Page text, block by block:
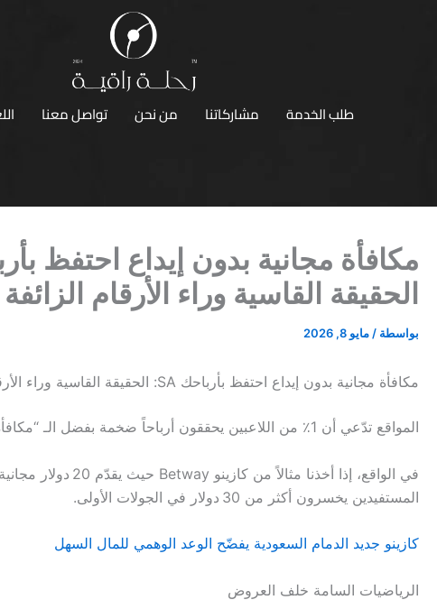
طلب الخدمة مشاركاتنا من نحن تواصل معنا
الحقيقة القاسية وراء الأرقام الزائفة
بواسطة / مايو 8, 2026
مكافأة مجانية بدون إيداع احتفظ بأرباحك SA: الحقيقة القاسية وراء الأرقام الزائفة
المواقع تدّعي أن 1٪ من اللاعبين يحققون أرباحاً ضخمة بفضل الـ “مكافأة مجانية بدون إيداع”.
المستفيدين يخسرون أكثر من 30 دولار في الجولات الأولى.
كازينو جديد الدمام السعودية يفضّح الوعد الوهمي للمال السهل
الرياضيات السامة خلف العروض